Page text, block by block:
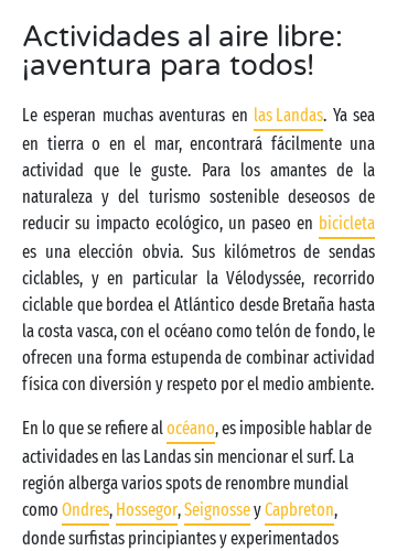
Actividades al aire libre:
¡aventura para todos!
Le esperan muchas aventuras en las Landas. Ya sea
en tierra o en el mar, encontrará fácilmente una
actividad que le guste. Para los amantes de la
naturaleza y del turismo sostenible deseosos de
reducir su impacto ecológico, un paseo en bicicleta
es una elección obvia. Sus kilómetros de sendas
ciclables, y en particular la Vélodyssée, recorrido
ciclable que bordea el Atlántico desde Bretaña hasta
la costa vasca, con el océano como telón de fondo, le
ofrecen una forma estupenda de combinar actividad
física con diversión y respeto por el medio ambiente.
En lo que se refiere alocéano, es imposible hablar de
actividades en las Landas sin mencionar el surf. La
región alberga varios spots de renombre mundial
como Ondres, Hossegor,SeignosseyCapbreton,
donde surfistas principiantes y experimentados